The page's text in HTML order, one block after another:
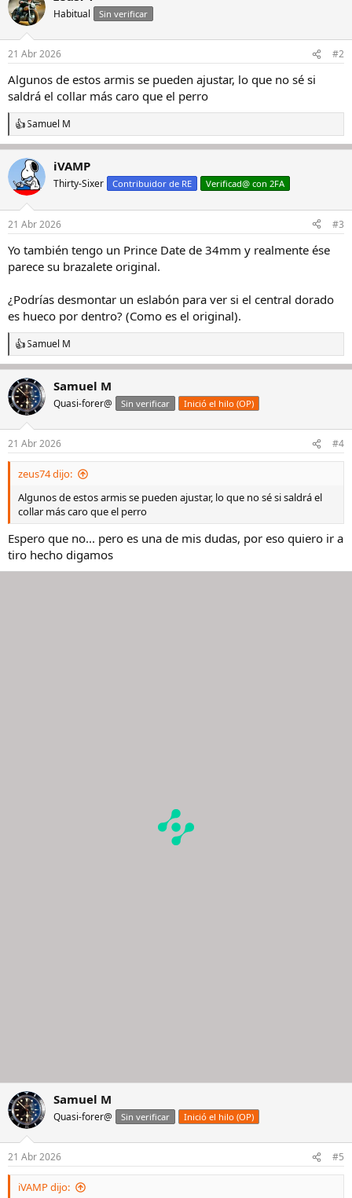
Habitual Sin verificar
21 Abr 2026 #2
Algunos de estos armis se pueden ajustar, lo que no sé si
saldrá el collar más caro que el perro
R
e
c
c
i
e
:
Samuel M
iVAMP
Thirty-Sixer Contribuidor de RE Verificad@ con 2FA
21 Abr 2026 #3
Yo también tengo un Prince Date de 34mm y realmente ése
parece su brazalete original.
¿Podrías desmontar un eslabón para ver si el central dorado
es hueco por dentro? (Como es el original).
R
e
a
c
c
i
n
e
s
Samuel M
Samuel M
Quasi-forer@ Sin verificar Inició el hilo (OP)
21 Abr 2026 #4
zeus74 dijo:
Algunos de estos armis se pueden ajustar, lo que no sé si saldrá el
collar más caro que el perro
Espero que no... pero es una de mis dudas, por eso quiero ir a
tiro hecho digamos
Samuel M
Quasi-forer@ Sin verificar Inició el hilo (OP)
21 Abr 2026 #5
iVAMP dijo: